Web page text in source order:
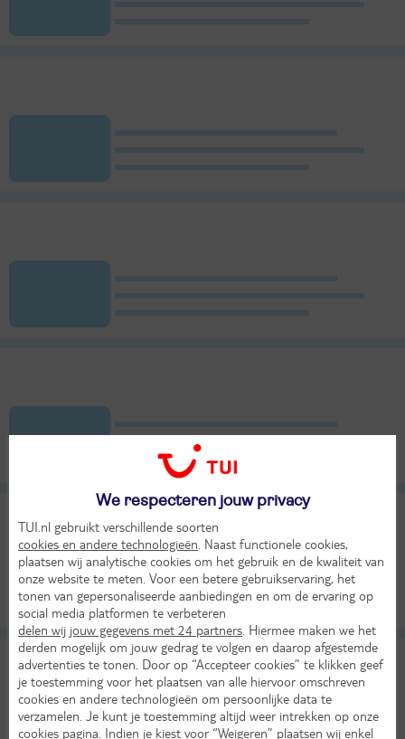
We respecteren jouw privacy
TUI.nl gebruikt verschillende soorten
cookies en andere technologieën . Naast functionele cookies,
plaatsen wij analytische cookies om het gebruik en de kwaliteit van
onze website te meten. Voor een betere gebruikservaring, het
tonen van gepersonaliseerde aanbiedingen en om de ervaring op
social media platformen te verbeteren
delen wij jouw gegevens met 24 partners . Hiermee maken we het
derden mogelijk om jouw gedrag te volgen en daarop afgestemde
advertenties te tonen. Door op “Accepteer cookies” te klikken geef
je toestemming voor het plaatsen van alle hiervoor omschreven
cookies en andere technologieën om persoonlijke data te
verzamelen. Je kunt je toestemming altijd weer intrekken op onze
cookies pagina . Indien je kiest voor “Weigeren” plaatsen wij enkel